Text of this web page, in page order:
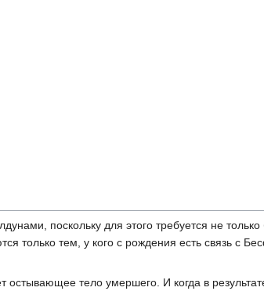
поскольку для этого требуется не
только тем, у кого с рождения есть связь с
остывающее тело умершего. И когда в